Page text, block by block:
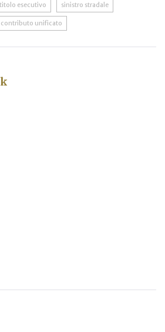
titolo esecutivo sinistro stradale
contributo unificato